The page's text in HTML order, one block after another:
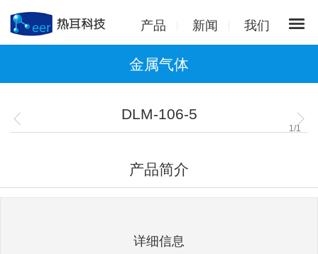
产品 新闻 我们
金属气体
DLM-106-5
1 /1
产品简介
详细信息